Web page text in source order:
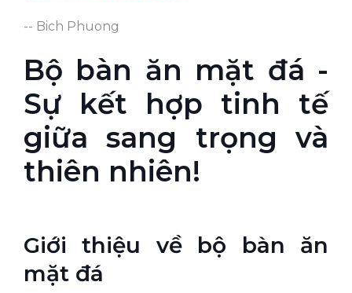
-- Bich Phuong
Bộ bàn ăn mặt đá -
Sự kết hợp tinh tế
giữa sang trọng và
thiên nhiên!
Giới thiệu về bộ bàn ăn
mặt đá